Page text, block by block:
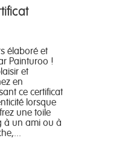
élaboré et
Painturoo !
et
en
ce certificat
lorsque
une toile
à un ami ou à